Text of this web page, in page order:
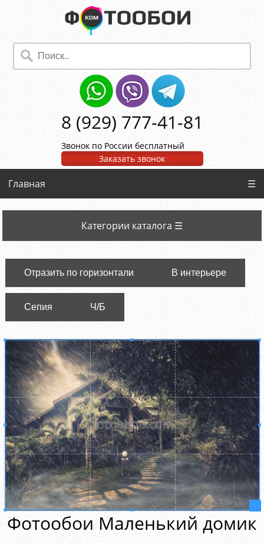
8 (929) 777-41-81
Звонок по России бесплатный
Заказать звонок
Главная ☰
Категории каталога ☰
Отразить по горизонтали В интерьере
Сепия Ч/Б
Фотообои Маленький домик